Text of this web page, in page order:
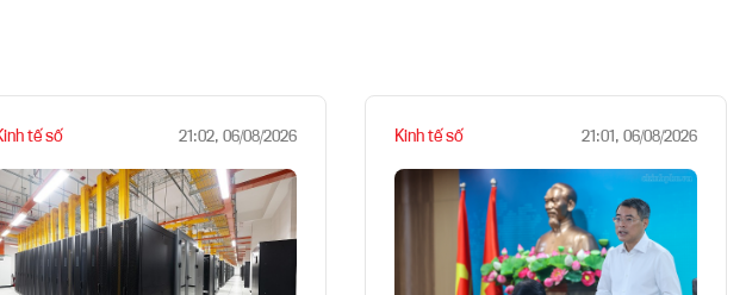
tế số 21:02, 06/08/2026 Kinh tế số 21:01, 06/08/2026